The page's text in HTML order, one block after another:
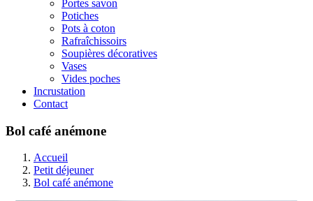
Portes savon
Potiches
Pots à coton
Rafraîchissoirs
Soupières décoratives
Vases
Vides poches
Incrustation
Contact
Bol café anémone
Accueil
Petit déjeuner
Bol café anémone